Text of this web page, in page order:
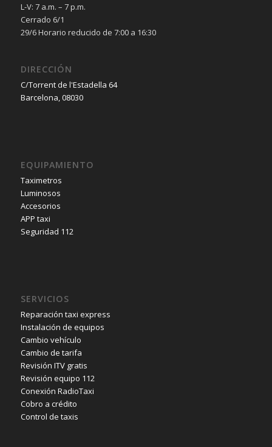
L-V: 7 a.m. – 7 p.m.
Cerrado 6/1
29/6 Horario reducido de 7:00 a 16:30
DIRECCIÓN
C/Torrent de l'Estadella 64
Barcelona, 08030
EQUIPAMIENTO
Taximetros
Luminosos
Accesorios
APP taxi
Seguridad 112
SERVICIOS
Reparación taxi express
Instalación de equipos
Cambio vehículo
Cambio de tarifa
Revisión ITV gratis
Revisión equipo 112
Conexión RadioTaxi
Cobro a crédito
Control de taxis